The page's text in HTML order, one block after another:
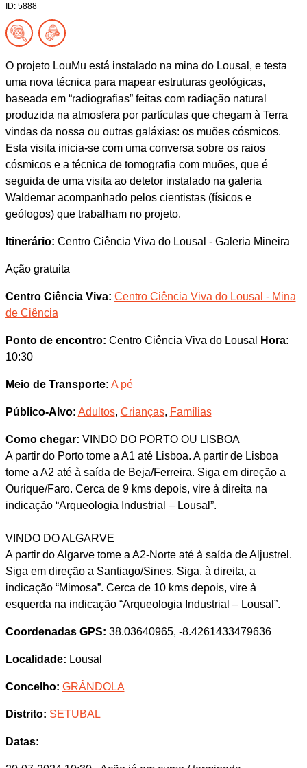
ID: 5888
O projeto LouMu está instalado na mina do Lousal, e testa
uma nova técnica para mapear estruturas geológicas,
baseada em “radiografias” feitas com radiação natural
produzida na atmosfera por partículas que chegam à Terra
vindas da nossa ou outras galáxias: os muões cósmicos.
Esta visita inicia-se com uma conversa sobre os raios
cósmicos e a técnica de tomografia com muões, que é
seguida de uma visita ao detetor instalado na galeria
Waldemar acompanhado pelos cientistas (físicos e
geólogos) que trabalham no projeto.
Itinerário: Centro Ciência Viva do Lousal - Galeria Mineira
Ação gratuita
Centro Ciência Viva: Centro Ciência Viva do Lousal - Mina
de Ciência
Ponto de encontro: Centro Ciência Viva do Lousal
Hora:
10:30
Meio de Transporte: A pé
Público-Alvo: Adultos, Crianças, Famílias
Como chegar: VINDO DO PORTO OU LISBOA
A partir do Porto tome a A1 até Lisboa. A partir de Lisboa
tome a A2 até à saída de Beja/Ferreira. Siga em direção a
Ourique/Faro. Cerca de 9 kms depois, vire à direita na
indicação “Arqueologia Industrial – Lousal”.
VINDO DO ALGARVE
A partir do Algarve tome a A2-Norte até à saída de Aljustrel.
Siga em direção a Santiago/Sines. Siga, à direita, a
indicação “Mimosa”. Cerca de 10 kms depois, vire à
esquerda na indicação “Arqueologia Industrial – Lousal”.
Coordenadas GPS: 38.03640965, -8.4261433479636
Localidade: Lousal
Concelho: GRÂNDOLA
Distrito: SETUBAL
Datas: